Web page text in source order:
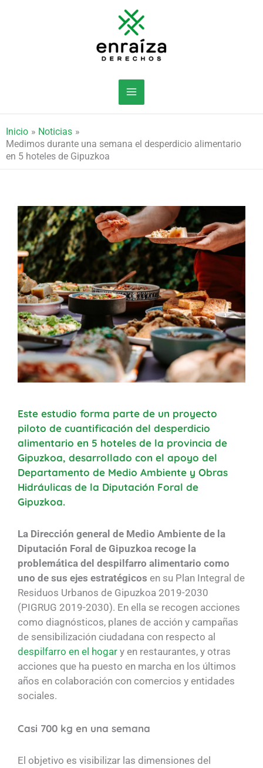
Inicio
Noticias
Medimos durante una semana el desperdicio alimentario
en 5 hoteles de Gipuzkoa
Este estudio forma parte de un proyecto
piloto de cuantificación del desperdicio
alimentario en 5 hoteles de la provincia de
Gipuzkoa, desarrollado con el apoyo del
Departamento de Medio Ambiente y Obras
Hidráulicas de la Diputación Foral de
Gipuzkoa.
La Dirección general de Medio Ambiente de la
Diputación Foral de Gipuzkoa recoge la
problemática del despilfarro alimentario como
uno de sus ejes estratégicos en su Plan Integral de
Residuos Urbanos de Gipuzkoa 2019-2030
(PIGRUG 2019-2030). En ella se recogen acciones
como diagnósticos, planes de acción y campañas
de sensibilización ciudadana con respecto al
despilfarro en el hogar y en restaurantes, y otras
acciones que ha puesto en marcha en los últimos
años en colaboración con comercios y entidades
sociales.
Casi 700 kg en una semana
El objetivo es visibilizar las dimensiones del